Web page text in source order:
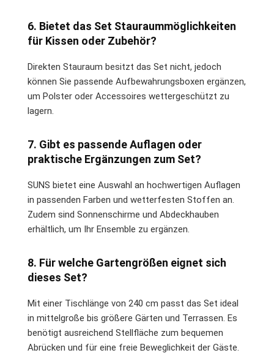
6. Bietet das Set Stauraummöglichkeiten
für Kissen oder Zubehör?
Direkten Stauraum besitzt das Set nicht, jedoch
können Sie passende Aufbewahrungsboxen ergänzen,
um Polster oder Accessoires wettergeschützt zu
lagern.
7. Gibt es passende Auflagen oder
praktische Ergänzungen zum Set?
SUNS bietet eine Auswahl an hochwertigen Auflagen
in passenden Farben und wetterfesten Stoffen an.
Zudem sind Sonnenschirme und Abdeckhauben
erhältlich, um Ihr Ensemble zu ergänzen.
8. Für welche Gartengrößen eignet sich
dieses Set?
Mit einer Tischlänge von 240 cm passt das Set ideal
in mittelgroße bis größere Gärten und Terrassen. Es
benötigt ausreichend Stellfläche zum bequemen
Abrücken und für eine freie Beweglichkeit der Gäste.